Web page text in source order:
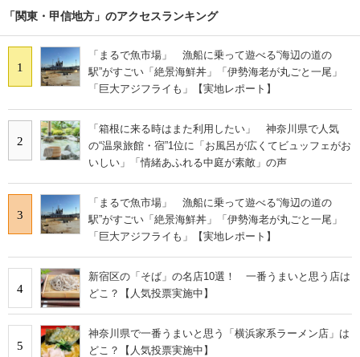
「関東・甲信地方」のアクセスランキング
1
「まるで魚市場」 漁船に乗って遊べる“海辺の道の
駅”がすごい「絶景海鮮丼」「伊勢海老が丸ごと一尾」
「巨大アジフライも」【実地レポート】
2
「箱根に来る時はまた利用したい」 神奈川県で人気
の“温泉旅館・宿”1位に「お風呂が広くてビュッフェがお
いしい」「情緒あふれる中庭が素敵」の声
3
「まるで魚市場」 漁船に乗って遊べる“海辺の道の
駅”がすごい「絶景海鮮丼」「伊勢海老が丸ごと一尾」
「巨大アジフライも」【実地レポート】
4
新宿区の「そば」の名店10選！ 一番うまいと思う店は
どこ？【人気投票実施中】
5
神奈川県で一番うまいと思う「横浜家系ラーメン店」は
どこ？【人気投票実施中】